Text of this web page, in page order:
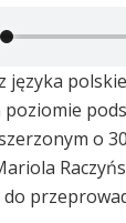
języka
o